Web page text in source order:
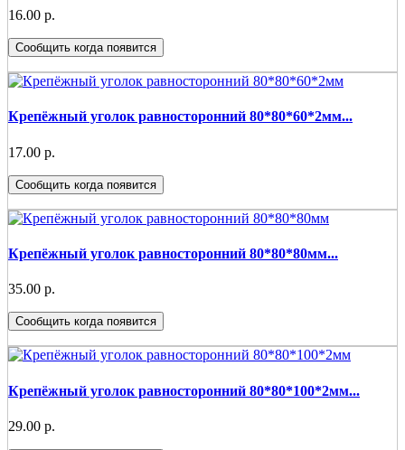
16.00 р.
Сообщить когда появится
Крепёжный уголок равносторонний 80*80*60*2мм...
17.00 р.
Сообщить когда появится
Крепёжный уголок равносторонний 80*80*80мм...
35.00 р.
Сообщить когда появится
Крепёжный уголок равносторонний 80*80*100*2мм...
29.00 р.